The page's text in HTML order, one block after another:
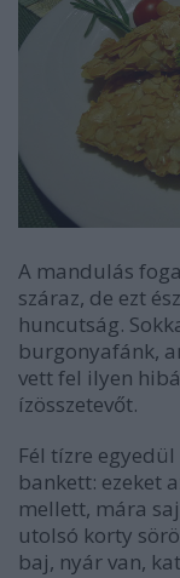
A mandulás
száraz, de ezt
huncutság.
burgonyafánk,
vett fel ilyen
ízösszetevőt.
Fél tízre
bankett: ezeket
mellett, mára
utolsó korty
baj, nyár van,